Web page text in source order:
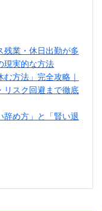
残業・休日出勤が多
現実的な方法
方法」完全攻略｜
リスク回避まで徹底
辞め方」と「賢い退